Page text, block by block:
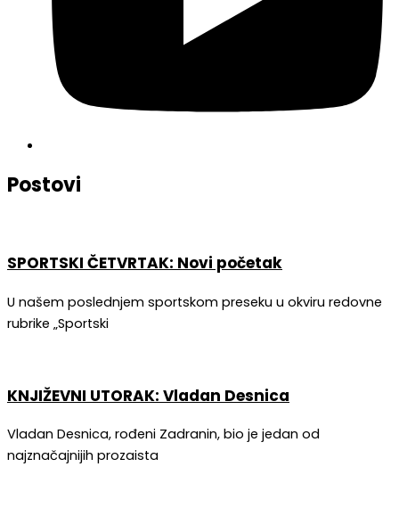
Postovi
SPORTSKI ČETVRTAK: Novi početak
U našem poslednjem sportskom preseku u okviru redovne
rubrike „Sportski
KNJIŽEVNI UTORAK: Vladan Desnica
Vladan Desnica, rođeni Zadranin, bio je jedan od
najznačajnijih prozaista